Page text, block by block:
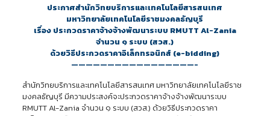
ประกาศสำนักวิทยบริการและเทคโนโลยีสารสนเทศ
มหาวิทยาลัยเทคโนโลยีราชมงคลธัญบุรี
เรื่อง ประกวดราคาจ้างจ้างพัฒนาระบบ RMUTT Al-Zania
จำนวน ๑ ระบบ (สวส.)
ด้วยวิธีประกวดราคาอิเล็กทรอนิกส์ (e-bidding)
—————————————————-
สำนักวิทยบริการและเทคโนโลยีสารสนเทศ มหาวิทยาลัยเทคโนโลยีราช
มงคลธัญบุรี มีความประสงค์จะประกวดราคาจ้างจ้างพัฒนาระบบ
RMUTT Al-Zania จำนวน ๑ ระบบ (สวส.) ด้วยวิธีประกวดราคา